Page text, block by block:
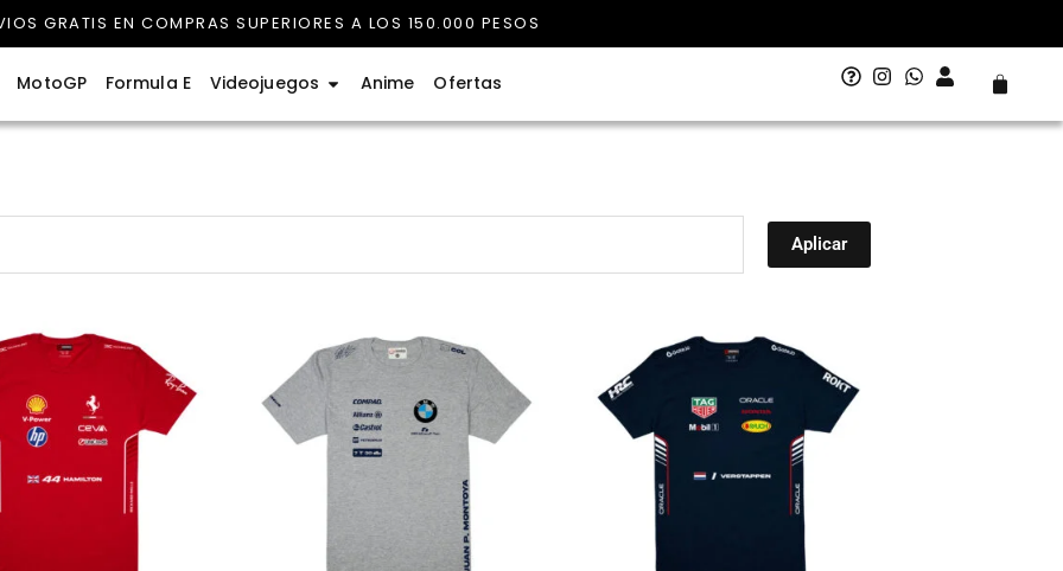
GRATIS EN COMPRAS SUPERIORES A LOS 150.000 PESOS
1
MotoGP Formula E Videojuegos Abrir Videojuegos
Anime Ofertas Carrito
Aplicar